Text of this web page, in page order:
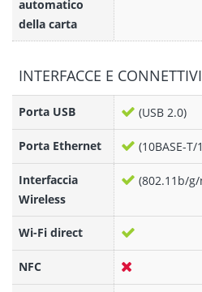
automatico
della carta
INTERFACCE E
Porta USB (USB 2.0)
Porta Ethernet (10BASE-T/
Interfaccia
Wireless
(802.11b/g/
Wi-Fi direct
NFC